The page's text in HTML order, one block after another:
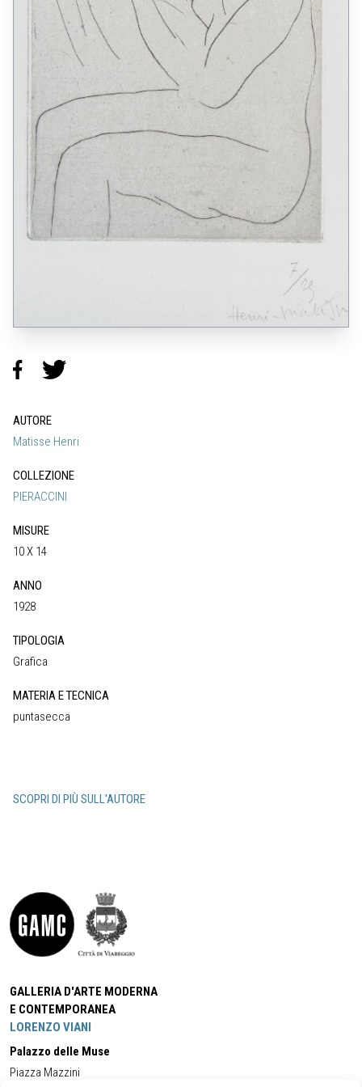
AUTORE
Matisse Henri
COLLEZIONE
PIERACCINI
MISURE
10 X 14
ANNO
1928
TIPOLOGIA
Grafica
MATERIA E TECNICA
puntasecca
SCOPRI DI PIÙ SULL'AUTORE
GALLERIA D'ARTE MODERNA
E CONTEMPORANEA
LORENZO VIANI
Palazzo delle Muse
Piazza Mazzini